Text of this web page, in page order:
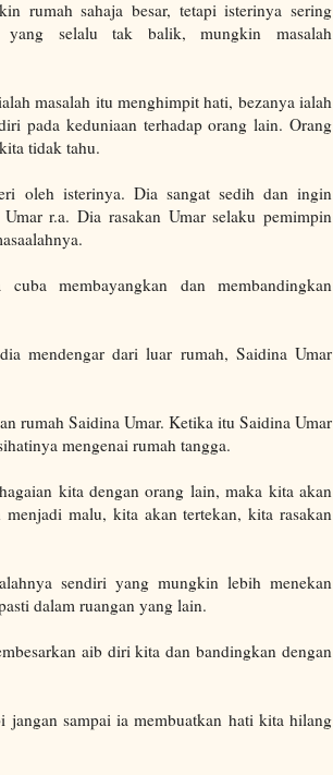
rumah sahaja besar, tetapi isterinya sering
yang selalu tak balik, mungkin masalah
masalah itu menghimpit hati, bezanya ialah
pada keduniaan terhadap orang lain. Orang
tidak tahu.
oleh isterinya. Dia sangat sedih dan ingin
r.a. Dia rasakan Umar selaku pemimpin
membayangkan dan membandingkan
mendengar dari luar rumah, Saidina Umar
rumah Saidina Umar. Ketika itu Saidina Umar
mengenai rumah tangga.
kita dengan orang lain, maka kita akan
malu, kita akan tertekan, kita rasakan
sendiri yang mungkin lebih menekan
dalam ruangan yang lain.
aib diri kita dan bandingkan dengan
sampai ia membuatkan hati kita hilang